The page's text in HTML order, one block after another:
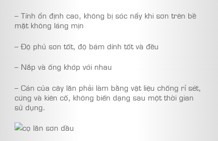
– Tính ổn định cao, không bị sóc nẩy khi sơn trên bề
mặt không láng mịn
– Độ phủ sơn tốt, độ bám dính tốt và đều
– Nắp và ống khớp với nhau
– Cán của cây lăn phải làm bằng vật liệu chống rỉ sét,
cứng và kiên cố, không biến dạng sau một thời gian
sử dụng.